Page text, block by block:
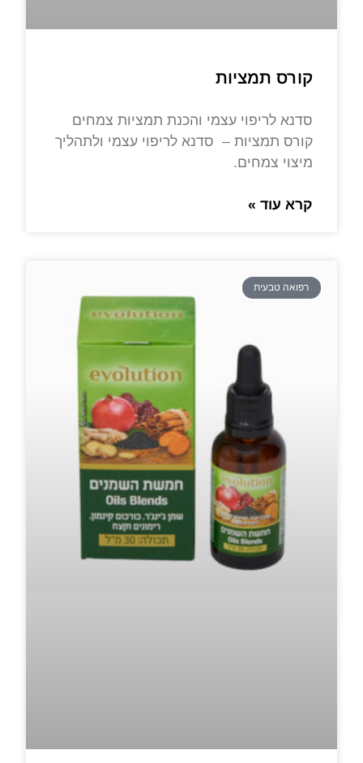
קורס תמציות
סדנא לריפוי עצמי והכנת תמציות צמחים
קורס תמציות – סדנא לריפוי עצמי ולתהליך
מיצוי צמחים.
קרא עוד »
רפואה טבעית